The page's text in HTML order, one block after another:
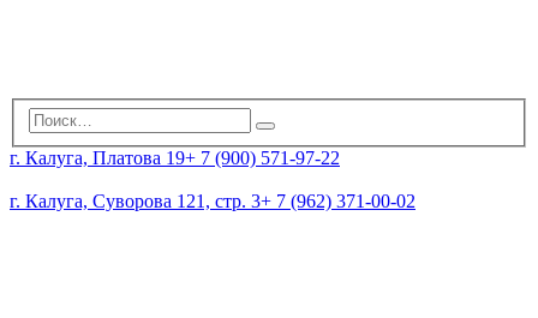
г. Калуга, Платова 19+ 7 (900) 571-97-22
г. Калуга, Суворова 121, стр. 3+ 7 (962) 371-00-02